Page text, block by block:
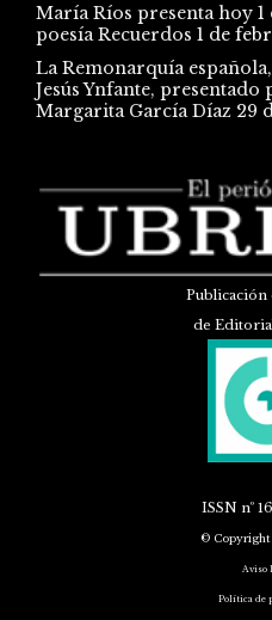
María Ríos presenta hoy
poesía Recuerdos 1 de
La Remonarquía
Jesús Ynfante,
Margarita García Díaz 29
Publicación
de
ISSN nº
© Copyright
Aviso
Política de